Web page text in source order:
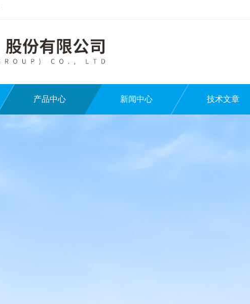
产品中心 新闻中心 技术文章